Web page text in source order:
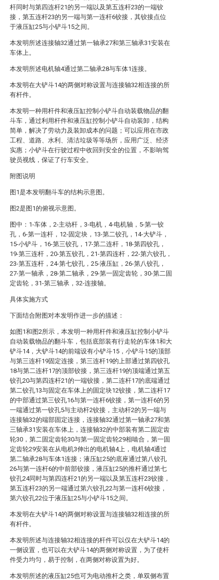
杆同时与第四连杆21的另一端以及第五连杆23的一端铰
接，第五连杆23的另一端与第一连杆6铰接，其铰接点位
于液压缸25与小铲斗15之间。
本发明所述连接轴32通过第一轴承27和第三轴承31安装在
车体上。
本发明所述电机轴4通过第二轴承28与车体1连接。
本发明在大铲斗14的两侧对称设置与连接轴32相连接的所
有杆件。
本发明一种用杆件和液压缸控制小铲斗自动装载物品的翻
斗车，通过利用杆件和液压缸控制小铲斗自动装卸，结构
简单，解决了劳动力及装卸成本的问题；可以应用在市政
工程、道路、水利、清洁垃圾等等场所，应用广泛、经济
实惠；小铲斗在行驶过程中收回到安全的位置，不影响驾
驶员视线，保证了行车安全。
附图说明
图1是本发明翻斗车的结构示意图。
图2是图1的俯视示意图。
图中：1-车体，2-主动杆，3-电机，4-电机轴，5-第一铰
孔，6-第一连杆，12-固定块，13-第二铰孔，14-大铲斗，
15-小铲斗，16-第三铰孔，17-第二连杆，18-第四铰孔，
19-第三连杆，20-第五铰孔，21-第四连杆，22-第六铰孔，
23-第五连杆，24-第七铰孔，25-液压缸，26-第八铰孔，
27-第一轴承，28-第二轴承，29-第一固定齿轮，30-第二固
定齿轮，31-第三轴承，32-连接轴。
具体实施方式
下面结合附图对本发明作进一步的描述：
如图1和图2所示，本发明一种用杆件和液压缸控制小铲斗
自动装载物品的翻斗车，包括底部装有行走轮的车体1和大
铲斗14，大铲斗14的前端设有小铲斗15，小铲斗15的顶部
与第三连杆19固定连接，第三连杆19的上部通过第四铰孔
18与第二连杆17的顶部铰接，第三连杆19的顶端通过第五
铰孔20与第四连杆21的一端铰接，第二连杆17的底端通过
第二铰孔13与固定在车体上的固定块12铰接，第二连杆17
的中部通过第三铰孔16与第一连杆6铰接，第一连杆6的另
一端通过第一铰孔5与主动杆2铰接，主动杆2的另一端与
连接轴32的端部固定连接，连接轴32通过第一轴承27和第
三轴承31安装在车体上，连接轴32的中部装有第二固定齿
轮30，第二固定齿轮30与第一固定齿轮29相啮合，第一固
定齿轮29安装在从电机3伸出的电机轴4上，电机轴4通过
第二轴承28与车体1连接；液压缸25的底座通过第八铰孔
26与第一连杆6的中前部铰接，液压缸25的推杆通过第七
铰孔24同时与第四连杆21的另一端以及第五连杆23铰接，
第五连杆23的另一端通过第六铰孔22与第一连杆6铰接，
第六铰孔22位于液压缸25与小铲斗15之间。
本发明在大铲斗14的两侧对称设置与连接轴32相连接的所
有杆件。
本发明所述与连接轴32相连接的杆件可以仅在大铲斗14的
一侧设置，也可以在大铲斗14的两侧对称设置，为了使杆
件受力均匀，易于控制，在两侧对称设置为好。
本发明所述的液压缸25也可为电动推杆之类，单双侧布置